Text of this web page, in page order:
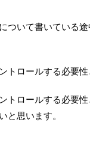
ついて書いている
トロールする必要
トロールする必要
と思います。